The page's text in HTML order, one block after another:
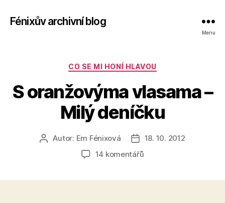
Fénixův archivní blog
Menu
Rubriky
CO SE MI HONÍ HLAVOU
S oranžovýma vlasama –
Milý deníčku
AutorAutor: Em Fénixová
Datum
příspěvku
18. 10. 2012
14 komentářůu